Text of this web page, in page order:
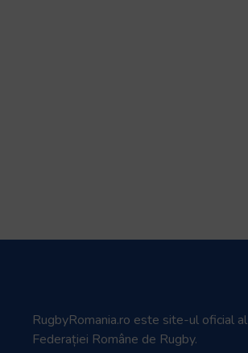
RugbyRomania.ro este site-ul oficial al
Federației Române de Rugby.